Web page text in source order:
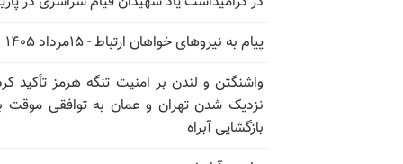
پیام به نیروهای خواهان ارتباط - ۱۵مرداد ۱۴۰۵
واشنگتن و لندن بر امنیت تنگه هرمز تأکید
نزدیک شدن تهران و عمان به توافقی موقت
بازگشایی آبراه